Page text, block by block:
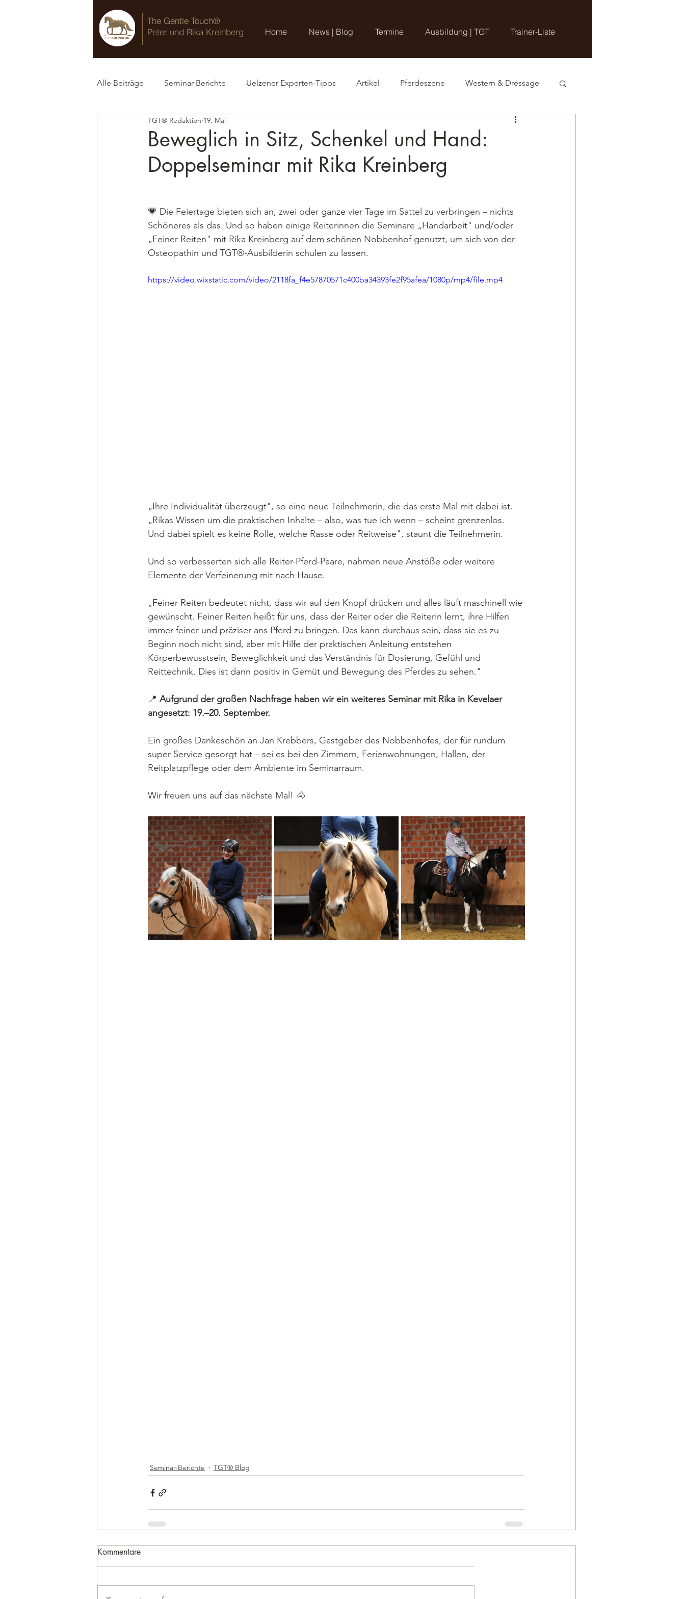
The Gentle Touch®
Peter und Rika Kreinberg
Home News | Blog Termine Ausbildung | TGT Trainer-Liste
Alle Beiträge Seminar-Berichte Uelzener Experten-Tipps Artikel Pferdeszene Western & Dressage
TGT® Blog
Beweglich in Sitz, Schenkel und Hand:
Doppelseminar mit Rika Kreinberg
TGT® Redaktion 19. Mai
💗 Die Feiertage bieten sich an, zwei oder ganze vier Tage im Sattel zu verbringen – nichts
Schöneres als das. Und so haben einige Reiterinnen die Seminare „Handarbeit" und/oder
„Feiner Reiten" mit Rika Kreinberg auf dem schönen Nobbenhof genutzt, um sich von der
Osteopathin und TGT®-Ausbilderin schulen zu lassen.
https://video.wixstatic.com/video/2118fa_f4e57870571c400ba34393fe2f95afea/1080p/mp4/file.mp4
„Ihre Individualität überzeugt", so eine neue Teilnehmerin, die das erste Mal mit dabei ist.
„Rikas Wissen um die praktischen Inhalte – also, was tue ich wenn – scheint grenzenlos.
Und dabei spielt es keine Rolle, welche Rasse oder Reitweise", staunt die Teilnehmerin.
Und so verbesserten sich alle Reiter-Pferd-Paare, nahmen neue Anstöße oder weitere
Elemente der Verfeinerung mit nach Hause.
„Feiner Reiten bedeutet nicht, dass wir auf den Knopf drücken und alles läuft maschinell wie
gewünscht. Feiner Reiten heißt für uns, dass der Reiter oder die Reiterin lernt, ihre Hilfen
immer feiner und präziser ans Pferd zu bringen. Das kann durchaus sein, dass sie es zu
Beginn noch nicht sind, aber mit Hilfe der praktischen Anleitung entstehen
Körperbewusstsein, Beweglichkeit und das Verständnis für Dosierung, Gefühl und
Reittechnik. Dies ist dann positiv in Gemüt und Bewegung des Pferdes zu sehen."
📍 Aufgrund der großen Nachfrage haben wir ein weiteres Seminar mit Rika in Kevelaer
angesetzt: 19.–20. September.
Ein großes Dankeschön an Jan Krebbers, Gastgeber des Nobbenhofes, der für rundum
super Service gesorgt hat – sei es bei den Zimmern, Ferienwohnungen, Hallen, der
Reitplatzpflege oder dem Ambiente im Seminarraum.
Wir freuen uns auf das nächste Mal! 🐴
Seminar-Berichte TGT® Blog
Kommentare